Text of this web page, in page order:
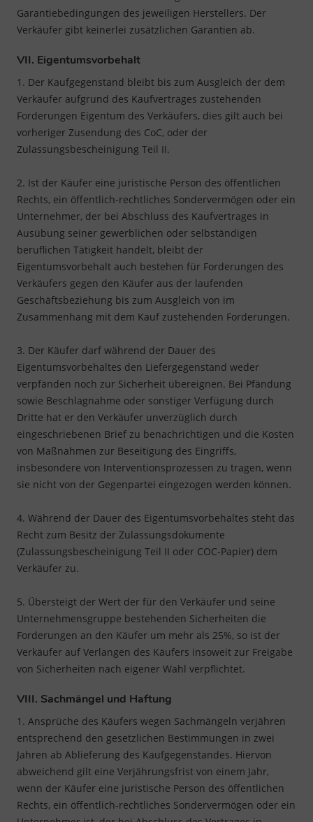
Garantiebedingungen des jeweiligen Herstellers. Der
Verkäufer gibt keinerlei zusätzlichen Garantien ab.
VII. Eigentumsvorbehalt
1. Der Kaufgegenstand bleibt bis zum Ausgleich der dem
Verkäufer aufgrund des Kaufvertrages zustehenden
Forderungen Eigentum des Verkäufers, dies gilt auch bei
vorheriger Zusendung des CoC, oder der
Zulassungsbescheinigung Teil II.
2. Ist der Käufer eine juristische Person des öffentlichen
Rechts, ein öffentlich-rechtliches Sondervermögen oder ein
Unternehmer, der bei Abschluss des Kaufvertrages in
Ausübung seiner gewerblichen oder selbständigen
beruflichen Tätigkeit handelt, bleibt der
Eigentumsvorbehalt auch bestehen für Forderungen des
Verkäufers gegen den Käufer aus der laufenden
Geschäftsbeziehung bis zum Ausgleich von im
Zusammenhang mit dem Kauf zustehenden Forderungen.
3. Der Käufer darf während der Dauer des
Eigentumsvorbehaltes den Liefergegenstand weder
verpfänden noch zur Sicherheit übereignen. Bei Pfändung
sowie Beschlagnahme oder sonstiger Verfügung durch
Dritte hat er den Verkäufer unverzüglich durch
eingeschriebenen Brief zu benachrichtigen und die Kosten
von Maßnahmen zur Beseitigung des Eingriffs,
insbesondere von Interventionsprozessen zu tragen, wenn
sie nicht von der Gegenpartei eingezogen werden können.
4. Während der Dauer des Eigentumsvorbehaltes steht das
Recht zum Besitz der Zulassungsdokumente
(Zulassungsbescheinigung Teil II oder COC-Papier) dem
Verkäufer zu.
5. Übersteigt der Wert der für den Verkäufer und seine
Unternehmensgruppe bestehenden Sicherheiten die
Forderungen an den Käufer um mehr als 25%, so ist der
Verkäufer auf Verlangen des Käufers insoweit zur Freigabe
von Sicherheiten nach eigener Wahl verpflichtet.
VIII. Sachmängel und Haftung
1. Ansprüche des Käufers wegen Sachmängeln verjähren
entsprechend den gesetzlichen Bestimmungen in zwei
Jahren ab Ablieferung des Kaufgegenstandes. Hiervon
abweichend gilt eine Verjährungsfrist von einem Jahr,
wenn der Käufer eine juristische Person des öffentlichen
Rechts, ein öffentlich-rechtliches Sondervermögen oder ein